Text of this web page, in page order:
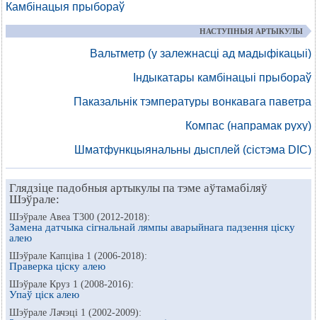
Камбінацыя прыбораў
НАСТУПНЫЯ АРТЫКУЛЫ
Вальтметр (у залежнасці ад мадыфікацыі)
Індыкатары камбінацыі прыбораў
Паказальнік тэмпературы вонкавага паветра
Компас (напрамак руху)
Шматфункцыянальны дысплей (сістэма DIC)
Глядзіце падобныя артыкулы па тэме аўтамабіляў
Шэўрале:
Шэўрале Авеа Т300 (2012-2018):
Замена датчыка сігнальнай лямпы аварыйнага падзення ціску
алею
Шэўрале Капціва 1 (2006-2018):
Праверка ціску алею
Шэўрале Круз 1 (2008-2016):
Упаў ціск алею
Шэўрале Лачэці 1 (2002-2009):